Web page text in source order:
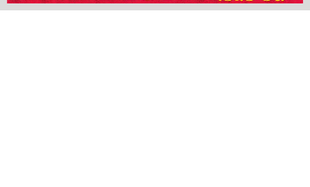
ધારી પત્રકાર સંઘ – અમરેલી બ્રોડગેજ કમેટી દ્વારા જીલ્લા કલેકટર ને આવેદનપત્ર